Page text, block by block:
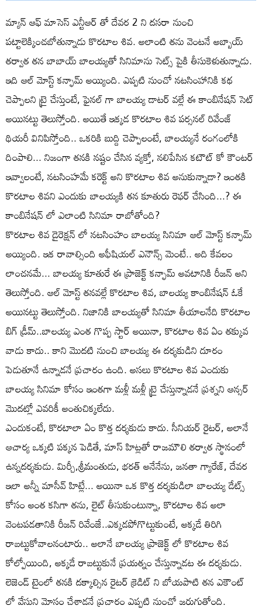
మ్యాన్ ఆఫ్ మాసెస్ ఎన్టీఆర్ తో దేవర 2 ని దసరా నుంచి
పట్టాలెక్కించబోతున్నాడు కొరటాల శివ. అలాంటి తను వెంటనే అబ్బాయ్
తర్వాత తన బాబాయ్ బాలయ్యతో సినిమాను సెట్స్ పైకి తీసుకెళుతున్నాడు.
ఇది ఆల్ మోస్ట్ కన్ఫామ్ అయ్యింది. ఎప్పటి నుంచో నటసింహానికి కథ
చెప్పాలని ట్రై చేస్తుంటే, ఫైనల్ గా బాలయ్య డాటర్ వల్లే ఈ కాంబినేషన్ సెట్
అయినట్టు తెలుస్తోంది. అయితే ఇక్కడ కొరటాల శివ పర్సనల్ రివేంజ్
థియరీ వినిపిస్తోంది.. ఒకరికి బుద్ది చెప్పాలంటే, బాలయ్యనే రంగంలోకి
దింపాలి... నిజంగా తనకి నష్టం చేసిన వ్యక్తో, నలిపేసిన కటౌట్ కో కౌంటర్
ఇవ్వాలంటే, నటసింహమే కరెక్ట్ అని కొరటాల శివ అనుకున్నాడా? ఇంతకి
కొరటాల శివని ఎందుకు బాలయ్యకి తన కూతురు రెఫర్ చేసింది...? ఈ
కాంబినేషన్ లో ఎలాంటి సినిమా రాబోతోంది?
కొరటాల శివ డైరెక్షన్ లో నటసింహం బాలయ్య సినిమా ఆల్ మోస్ట్ కన్ఫామ్
అయ్యింది. ఇక రావాల్సింది అఫీషియల్ ఎనౌన్స్ మెంటే.. అది కేవలం
లాంచనమే... బాలయ్య కూతురే ఈ ప్రాజెక్ట్ కన్ఫామ్ అవటానికి రీజన్ అని
తెలుస్తోంది. ఆల్ మోస్ట్ తనవల్లే కొరటాల శివ, బాలయ్య కాంబినేషన్ ఓకే
అయినట్టు తెలుస్తోంది. నిజానికి బాలయ్యతో సినిమా తీయాలనేది కొరటాల
బిగ్ డ్రీమ్..బాలయ్య ఎంత గొప్ప స్టార్ అయినా, కొరటాల శివ ఏం తక్కువ
వాడు కాదు.. కాని మొదటి నుంచి బాలయ్య ఈ దర్శకుడిని దూరం
పెడుతూనే ఉన్నాడనే ప్రచారం ఉంది. అసలు కొరటాల శివ ఎందుకు
బాలయ్య సినిమా కోసం ఇంతగా మళ్లీ మళ్లీ ట్రై చేస్తున్నాడనే ప్రశ్నని ఆన్సర్
మొదట్లో ఎవరికీ అంతుచిక్కలేదు.
ఎందుకంటే, కొరటాలా ఏం కొత్త దర్శకుడు కాదు. సీనియర్ రైటర్, అలానే
ఆచార్య ఒక్కటి పక్కన పెడితే, మాస్ హిట్లతో రాజమౌలి తర్వాత స్థానంలో
ఉన్నదర్శకుడు. మిర్చీ,శ్రీమంతుడు, భరత్ అనేనేను, జనతా గ్యారేజ్, దేవర
ఇలా అన్నీ మాసీవ్ హిట్లే... అయినా ఒక కొత్త దర్శకుడిలా బాలయ్య డేట్స్
కోసం అంత కసిగా తను, లైట్ తీసుకుంటున్నా, కొరటాల శివ అలా
వెంటపడతానికి రీజన్ రివేంజే..ఎక్కడపోగొట్టుకుంటే, అక్కడే తిరిగి
రాబట్టుకోవాలనంటారు.. అలానే బాలయ్య ప్రాజెక్ట్ లో కొరటాల శివ
కోల్పోయింది, అక్కడే రాబట్టుకునే ప్రయత్నం చేస్తున్నాడట ఈ దర్శకుడు.
లెజెండ్ టైంలో తనకి దక్కాల్సిన రైటర్ క్రెడిట్ ని బోయపాటి తన ఎకౌంట్
లో వేసుని మోసం చేశాడనే ప్రచారం ఎప్పటి నుంచో జరుగుతోంది.